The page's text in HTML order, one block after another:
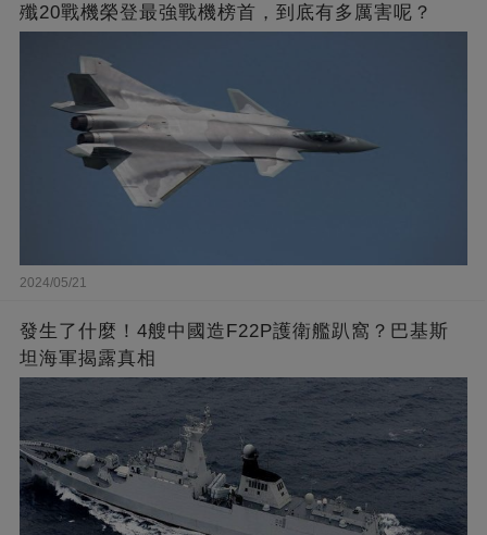
殲20戰機榮登最強戰機榜首，到底有多厲害呢？
2024/05/21
發生了什麼！4艘中國造F22P護衛艦趴窩？巴基斯
坦海軍揭露真相